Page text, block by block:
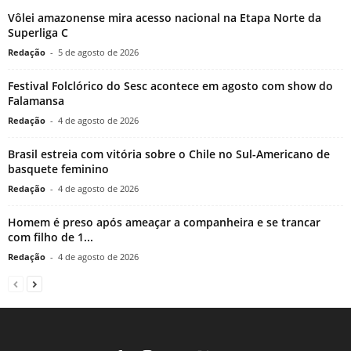
Vôlei amazonense mira acesso nacional na Etapa Norte da
Superliga C
Redação - 5 de agosto de 2026
Festival Folclórico do Sesc acontece em agosto com show do
Falamansa
Redação - 4 de agosto de 2026
Brasil estreia com vitória sobre o Chile no Sul-Americano de
basquete feminino
Redação - 4 de agosto de 2026
Homem é preso após ameaçar a companheira e se trancar
com filho de 1...
Redação - 4 de agosto de 2026